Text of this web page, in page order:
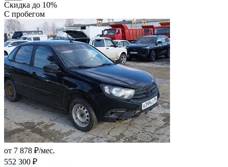
Скидка до 10%
С пробегом
от 7 878 ₽/мес.
552 300 ₽